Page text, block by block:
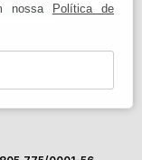
nossa Política de